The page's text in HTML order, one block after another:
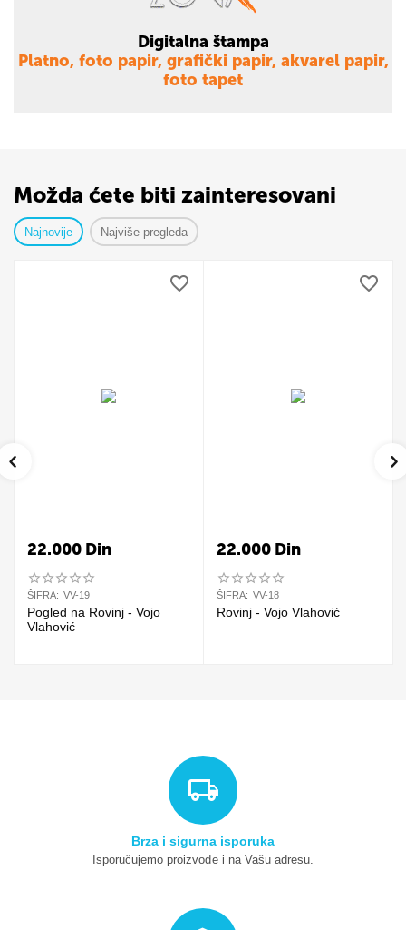
Digitalna štampa
Platno, foto papir, grafički papir, akvarel papir,
foto tapet
Možda ćete biti zainteresovani
Najnovije Najviše pregleda
22.000 Din
ŠIFRA: VV-19
Pogled na Rovinj - Vojo
Vlahović
22.000 Din
ŠIFRA: VV-18
Rovinj - Vojo Vlahović
Brza i sigurna isporuka
Isporučujemo proizvode i na Vašu adresu.